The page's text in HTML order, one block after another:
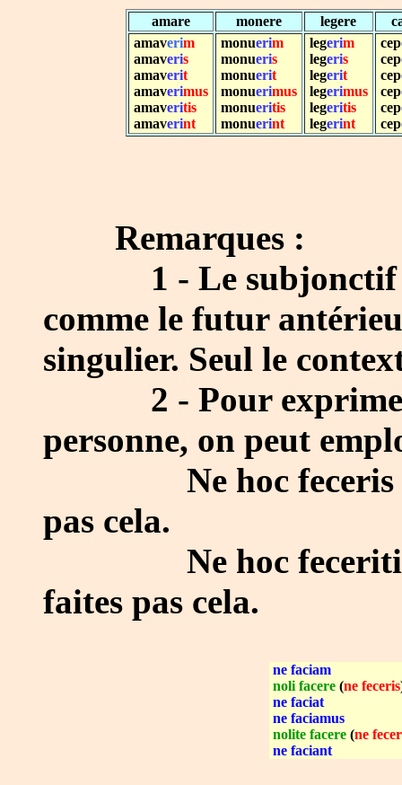
amare monere legere
amaverim
amaveris
amaverit
amaverimus
amaveritis
amaverint
monuerim
monueris
monuerit
monuerimus
monueritis
monuerint
legerim
legeris
legerit
legerimus
legeritis
legerint
cep
cep
cep
cep
cep
cep
Remarques :
1 - Le subjonctif
comme le futur
singulier. Seul le
2 - Pour exprimer
personne, on peut
Ne hoc feceris (=
pas cela.
Ne hoc feceritis
faites pas cela.
ne faciam
noli facere (ne feceris
ne faciat
ne faciamus
nolite facere (ne
ne faciant